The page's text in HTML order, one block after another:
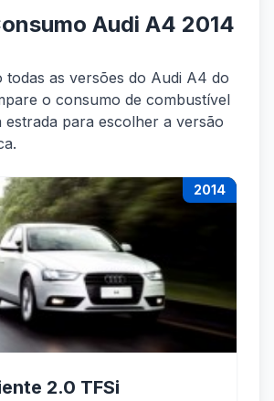
Audi A4 2014
todas as versões do Audi A4 do
o consumo de combustível
estrada para escolher a versão
2014
2.0 TFSi